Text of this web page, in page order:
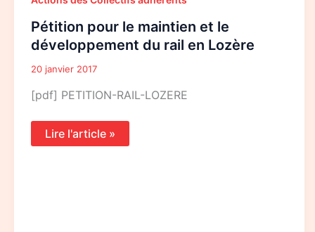
Pétition pour le maintien et le
développement du rail en Lozère
20 janvier 2017
[pdf] PETITION-RAIL-LOZERE
pour
le
maintien
et
le
développement
du
en
Lire l'article »